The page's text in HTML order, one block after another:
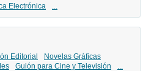
Electrónica ...
Editorial
Novelas Gráficas
Guión para Cine y Televisión ...